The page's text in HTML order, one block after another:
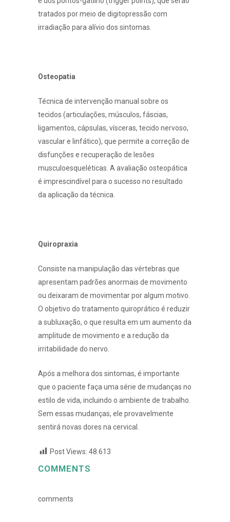
tratados por meio de digitopressão com
irradiação para alívio dos sintomas.
Osteopatia
Técnica de intervenção manual sobre os
tecidos (articulações, músculos, fáscias,
ligamentos, cápsulas, vísceras, tecido nervoso,
vascular e linfático), que permite a correção de
disfunções e recuperação de lesões
musculoesqueléticas. A avaliação osteopática
é imprescindível para o sucesso no resultado
da aplicação da técnica.
Quiropraxia
Consiste na manipulação das vértebras que
apresentam padrões anormais de movimento
ou deixaram de movimentar por algum motivo.
O objetivo do tratamento quiroprático é reduzir
a subluxação, o que resulta em um aumento da
amplitude de movimento e a redução da
irritabilidade do nervo.
Após a melhora dos sintomas, é importante
que o paciente faça uma série de mudanças no
estilo de vida, incluindo o ambiente de trabalho.
Sem essas mudanças, ele provavelmente
sentirá novas dores na cervical.
Post Views: 48.613
COMMENTS
comments